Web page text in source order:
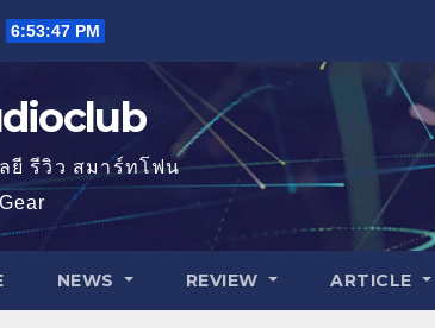
6:53:49 PM
ยี รีวิว สมาร์ทโฟน
NEWS REVIEW ARTICLE